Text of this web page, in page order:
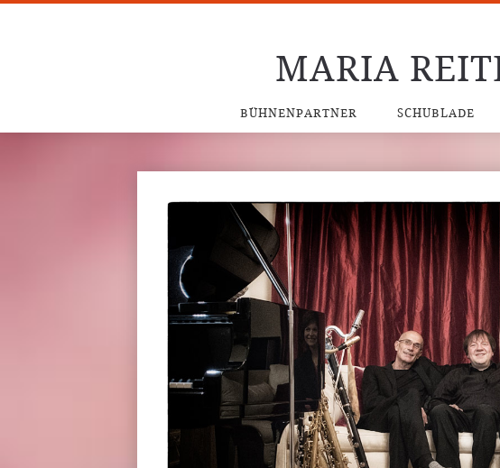
MARIA
BÜHNENPARTNER SCHUBLADE